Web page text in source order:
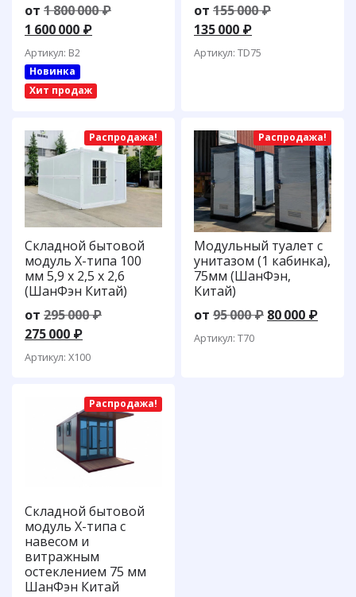
от 1 800 000₽Первоначальная
1 600 000 ₽Текущая
600
Артикул: B2
Новинка
Хит продаж
от 155 000₽
135 000 ₽Текущая
цена:
Артикул: TD75
Распродажа!
Складной бытовой
модуль Х-типа 100
мм 5,9 х 2,5 х 2,6
(ШанФэн Китай)
от 295 000₽Первоначальная
275 000 ₽Текущая
цена:
Артикул: Х100
Распродажа!
Модульный туалет с
унитазом (1 кабинка),
75мм (ШанФэн,
Китай)
от 95 000₽ 80 000 ₽
Артикул: T70
Распродажа!
Складной бытовой
модуль Х-типа с
навесом и
витражным
остеклением 75 мм
ШанФэн Китай